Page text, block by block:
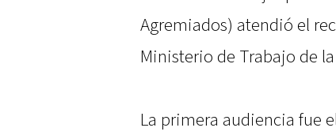
Agremiados) atendió el
Ministerio de Trabajo de
La primera audiencia fue